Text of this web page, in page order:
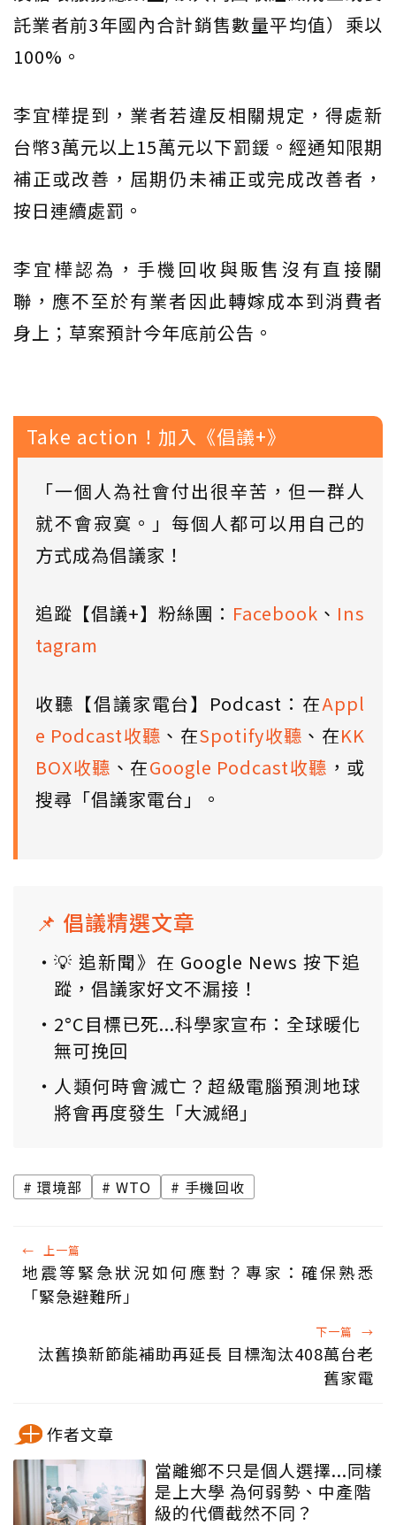
託業者前3年國內合計銷售數量平均值）乘以
100%。
李宜樺提到，業者若違反相關規定，得處新
台幣3萬元以上15萬元以下罰鍰。經通知限期
補正或改善，屆期仍未補正或完成改善者，
按日連續處罰。
李宜樺認為，手機回收與販售沒有直接關
聯，應不至於有業者因此轉嫁成本到消費者
身上；草案預計今年底前公告。
Take action！加入《倡議+》
「一個人為社會付出很辛苦，但一群人
就不會寂寞。」每個人都可以用自己的
方式成為倡議家！
追蹤【倡議+】粉絲團： Facebook 、 Ins
tagram
收聽【倡議家電台】Podcast：在Appl
e Podcast收聽 、在Spotify收聽 、在KK
BOX收聽 、在Google Podcast收聽 ，或
搜尋「倡議家電台」。
📌 倡議精選文章
💡 追新聞》在 Google News 按下追
蹤，倡議家好文不漏接！
2°C目標已死...科學家宣布：全球暖化
無可挽回
人類何時會滅亡？超級電腦預測地球
將會再度發生「大滅絕」
環境部 WTO 手機回收
← 上一篇
地震等緊急狀況如何應對？專家：確保熟悉
「緊急避難所」
下一篇 →
汰舊換新節能補助再延長 目標淘汰408萬台老
舊家電
作者文章
當離鄉不只是個人選擇...同樣
是上大學 為何弱勢、中產階
級的代價截然不同？